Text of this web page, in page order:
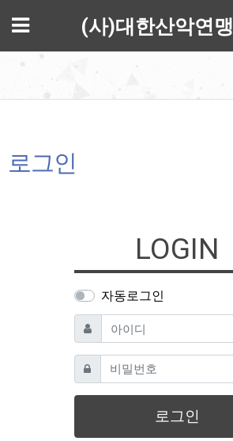
메뉴 (사)대한산악연맹
로그인
LOGIN
자동로그인
아이디 필수
비밀번호필수
로그인